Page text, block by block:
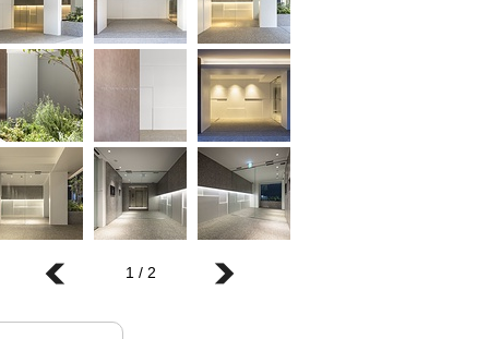
1 / 2